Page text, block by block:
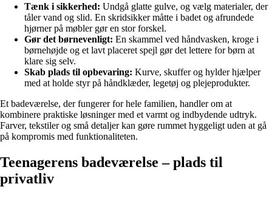
Tænk i sikkerhed: Undgå glatte gulve, og vælg materialer, der
tåler vand og slid. En skridsikker måtte i badet og afrundede
hjørner på møbler gør en stor forskel.
Gør det børnevenligt: En skammel ved håndvasken, kroge i
børnehøjde og et lavt placeret spejl gør det lettere for børn at
klare sig selv.
Skab plads til opbevaring: Kurve, skuffer og hylder hjælper
med at holde styr på håndklæder, legetøj og plejeprodukter.
Et badeværelse, der fungerer for hele familien, handler om at
kombinere praktiske løsninger med et varmt og indbydende udtryk.
Farver, tekstiler og små detaljer kan gøre rummet hyggeligt uden at gå
på kompromis med funktionaliteten.
Teenagerens badeværelse – plads til
privatliv